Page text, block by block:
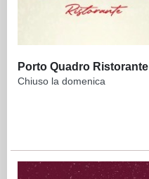
Porto Quadro Ristorante
Chiuso la domenica